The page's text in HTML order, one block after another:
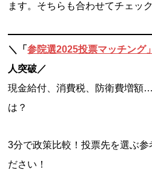
ます。そちらも合わせてチェッ
＼「参院選2025投票マッチング
人突破／
現金給付、消費税、防衛費増額
は？
3分で政策比較！投票先を選ぶ参
ださい！